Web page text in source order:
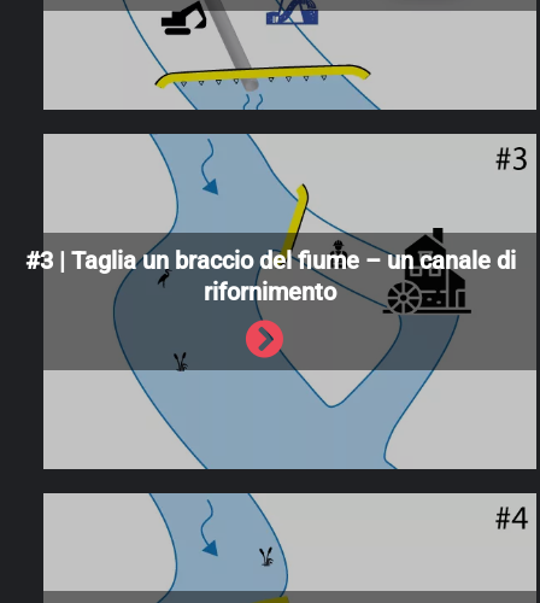
#3 | Taglia un braccio del fiume – un canale di
rifornimento